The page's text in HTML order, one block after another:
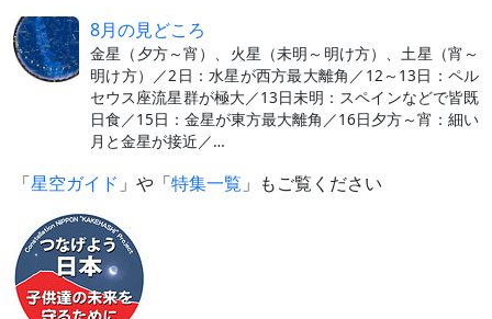
8月の見どころ
金星（夕方～宵）、火星（未明～明け方）、土星（宵～
明け方）／2日：水星が西方最大離角／12～13日：ペル
セウス座流星群が極大／13日未明：スペインなどで皆既
日食／15日：金星が東方最大離角／16日夕方～宵：細い
月と金星が接近／…
「星空ガイド 」や「特集一覧 」もご覧ください